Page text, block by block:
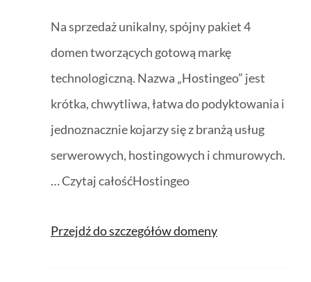
Na sprzedaż unikalny, spójny pakiet 4
domen tworzących gotową markę
technologiczną. Nazwa „Hostingeo” jest
krótka, chwytliwa, łatwa do podyktowania i
jednoznacznie kojarzy się z branżą usług
serwerowych, hostingowych i chmurowych.
… Czytaj całośćHostingeo
Przejdź do szczegółów domeny